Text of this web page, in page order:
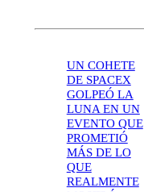
UN COHETE
DE SPACEX
GOLPEÓ LA
LUNA EN UN
EVENTO QUE
PROMETIÓ
MÁS DE LO
QUE
REALMENTE